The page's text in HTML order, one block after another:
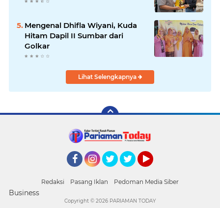
Mengenal Dhifla Wiyani, Kuda
Hitam Dapil II Sumbar dari
Golkar
Lihat Selengkapnya
Redaksi Pasang Iklan Pedoman Media Siber
Business
Copyright © 2026 PARIAMAN TODAY